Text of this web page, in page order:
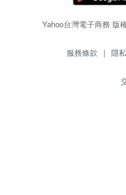
Yahoo台灣電子商務 版
服務條款 | 隱